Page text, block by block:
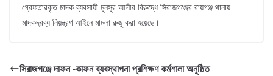
গ্রেফতারকৃত মাদক ব্যবসায়ী মুনসুর আলীর বিরুদ্ধে সিরাজগঞ্জের রায়গঞ্জ থানায়
মাদকদ্রব্য নিয়ন্ত্রণ আইনে মামলা রুজু করা হয়েছে।
সিরাজগঞ্জে দাফন -কাফন ব্যবস্থাপনা প্রশিক্ষণ কর্মশালা অনুষ্ঠিত